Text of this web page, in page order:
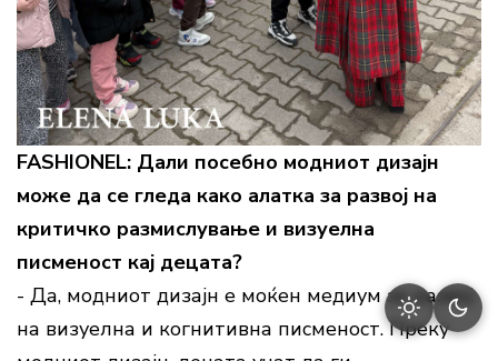
FASHIONEL: Дали посебно модниот дизајн
може да се гледа како алатка за развој на
критичко размислување и визуелна
писменост кај децата?
- Да, модниот дизајн е моќен медиум за развој
на визуелна и когнитивна писменост. Преку